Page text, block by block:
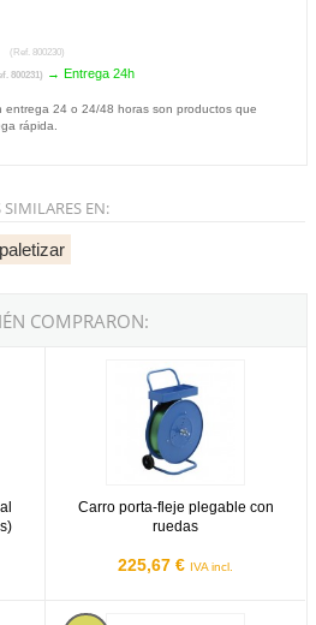
(Ref. 800230)
800231) → Entrega 24h
entrega 24 o 24/48 horas son productos que
rápida.
SIMILARES EN:
COMPRARON:
Carro porta-fleje plegable con
ruedas
225,67 € IVA incl.
(850mm - 1500kg)
Mango negro para carretilla